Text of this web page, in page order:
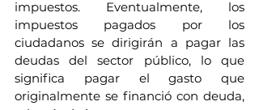
impuestos. Eventualmente, los
impuestos pagados por los
ciudadanos se dirigirán a pagar las
deudas del sector público, lo que
significa pagar el gasto que
originalmente se financió con deuda,